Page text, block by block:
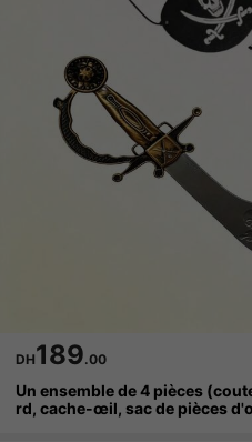
DH189.00
Un ensemble de 4 pièces
rd, cache-œil, sac de pièces